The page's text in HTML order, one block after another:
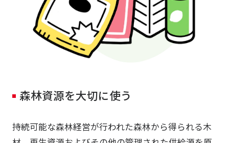
森林資源を大切に使う
持続可能な森林経営が行われた森林から得られる木